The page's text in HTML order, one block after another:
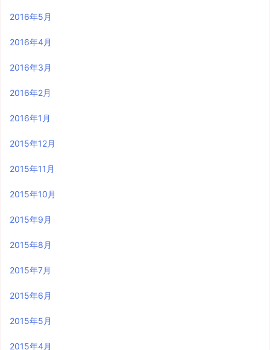
2016年5月
2016年4月
2016年3月
2016年2月
2016年1月
2015年12月
2015年11月
2015年10月
2015年9月
2015年8月
2015年7月
2015年6月
2015年5月
2015年4月